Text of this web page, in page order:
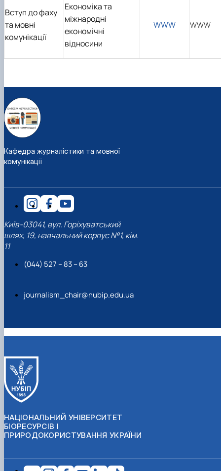
Вступ до фаху
та мовні
комунікації
Економіка та
міжнародні
економічні
відносини
WWW WWW
Кафедра журналістики та мовної
комунікації
Київ-03041, вул. Горіхуватський
шлях, 19, навчальний корпус №1, кім.
11
(044) 527 – 83 – 63
journalism_chair@nubip.edu.ua
НАЦІОНАЛЬНИЙ УНІВЕРСИТЕТ
БІОРЕСУРСІВ І
ПРИРОДОКОРИСТУВАННЯ УКРАЇНИ